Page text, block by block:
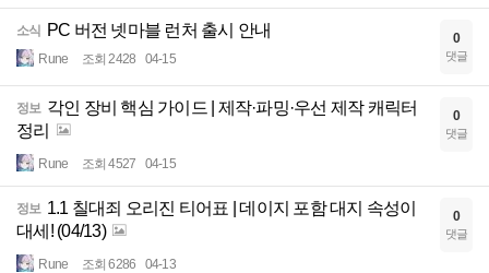
소식 PC 버전 넷마블 런처 출시 안내
Rune 조회 2428 04-15
0
댓글
정보 각인 장비 핵심 가이드 | 제작·파밍·우선 제작 캐릭터
정리
Rune 조회 4527 04-15
0
댓글
정보 1.1 칠대죄 오리진 티어표 | 데이지 포함 대지 속성이
대세! (04/13)
Rune 조회 6286 04-13
0
댓글